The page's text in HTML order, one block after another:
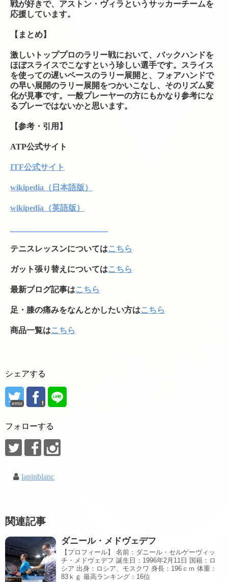
戦が好きで、アストン・ヴィラというサッカーチームを
応援しています。
【まとめ】
激しいトッププロのラリー戦において、バックハンドを
ほぼスライスでこなすという珍しい選手です。スライス
を使っての遅いペースのラリー展開と、フォアハンドで
の早い展開のラリー展開をつかいこなし、そのリズム変
化が見事です。一般プレーヤーの方にもかなり参考にな
るプレーではないかと思います。
【参考・引用】
ATP公式サイト
ITF公式サイト
wikipedia（日本語版）
wikipedia（英語版）
テニスレッスンについてはこちら
ガット張り替えについてはこちら
最新ブログ記事はこちら
足・膝の痛みをなんとかしたい方はこちら
商品一覧はこちら
シェアする
error
フォローする
lapinblanc
関連記事
ダニール・メドヴェデフ
【プロフィール】 名前：ダニール・セルゲーヴィッ
チ・メドヴェデフ 誕生日：1996年2月11日 国籍：ロ
シア 出身：ロシア、モスクワ 身長：196ｃｍ 体重：
83ｋｇ 最高ランキング：16位